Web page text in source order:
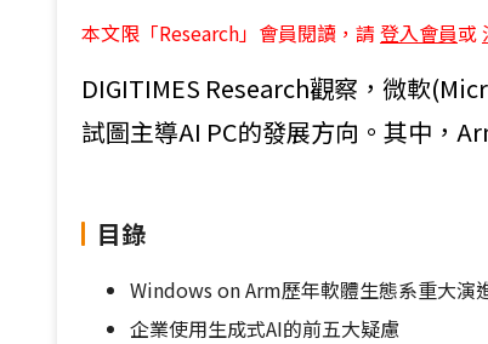
本文限「Research」會員閱讀，請 登入會員或
DIGITIMES Research觀察，微軟
試圖主導AI PC的發展方向。其中，
目錄
Windows on Arm歷年軟體生態系重大演
企業使用生成式AI的前五大疑慮